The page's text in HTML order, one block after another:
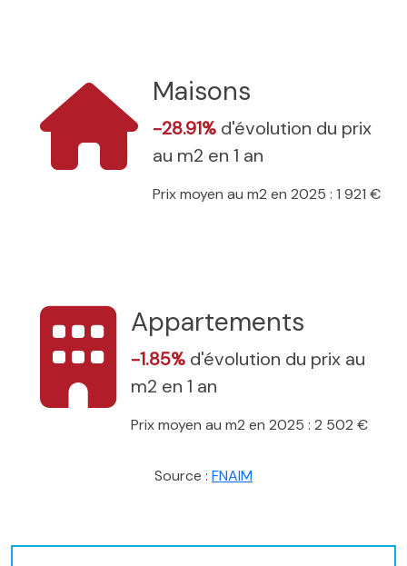
Maisons
-28.91% d'évolution du prix
au m2 en 1 an
Prix moyen au m2 en 2025 : 1 921 €
Appartements
-1.85% d'évolution du prix au
m2 en 1 an
Prix moyen au m2 en 2025 : 2 502 €
Source : FNAIM